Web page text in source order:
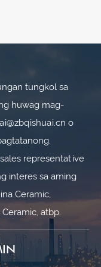
tungkol sa
huwag mag-
o
representative
interes sa aming
Ceramic,
atbp.